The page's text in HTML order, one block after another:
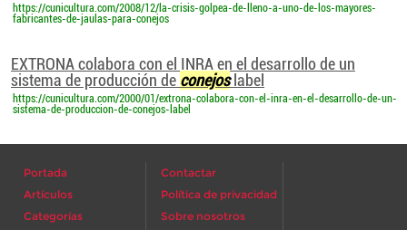
https://cunicultura.com/2008/12/la-crisis-golpea-de-lleno-a-uno-de-los-mayores-
fabricantes-de-jaulas-para-conejos
EXTRONA colabora con el INRA en el desarrollo de un
sistema de producción de conejoslabel
https://cunicultura.com/2000/01/extrona-colabora-con-el-inra-en-el-desarrollo-de-un-
sistema-de-produccion-de-conejos-label
Portada
Artículos
Categorías
Contactar
Política de privacidad
Sobre nosotros